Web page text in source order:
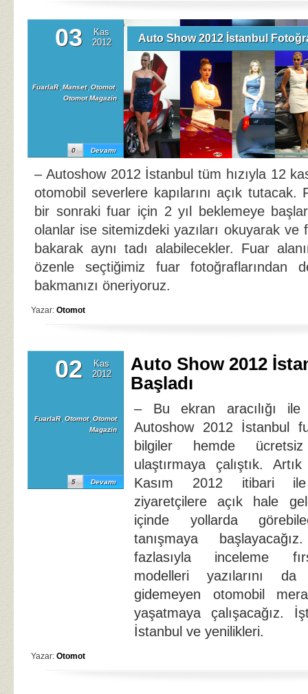
03
Kas
2012
FuarlaR, Manset, Otomot,
Otomot Magazin
Devamı
0
Auto Show 2012 İstanbul
– Autoshow 2012 İstanbul tüm hızıyla 12
otomobil severlere kapılarını açık tutacak.
bir sonraki fuar için 2 yıl beklemeye
olanlar ise sitemizdeki yazıları okuyarak ve
bakarak aynı tadı alabilecekler. Fuar
özenle seçtiğimiz fuar fotoğraflarından
bakmanızı öneriyoruz.
Yazar: Otomot
02
Kas
2012
FuarlaR, Otomot, Otomot
Magazin
Devamı
5
Auto Show 2012
Başladı
– Bu ekran aracılığı
Autoshow 2012 İstanbul
bilgiler hemde
ulaştırmaya çalıştık.
Kasım 2012 itibari
ziyaretçilere açık hale
içinde yollarda
tanışmaya
fazlasıyla inceleme
modelleri yazılarını
gidemeyen otomobil
yaşatmaya çalışacağız.
İstanbul ve yenilikleri.
Yazar: Otomot